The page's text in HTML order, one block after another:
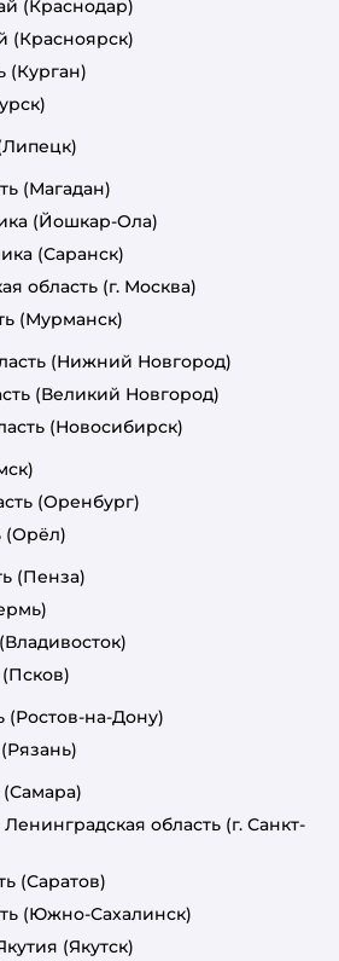
(Краснодар)
(Красноярск)
(Курган)
(Магадан)
(Йошкар-Ола)
(Саранск)
область (г. Москва)
(Мурманск)
(Нижний Новгород)
(Великий Новгород)
(Новосибирск)
(Оренбург)
(Орёл)
(Пенза)
(Владивосток)
(Псков)
(Ростов-на-Дону)
(Рязань)
(Самара)
область (г. Санкт-
(Саратов)
(Южно-Сахалинск)
(Якутск)